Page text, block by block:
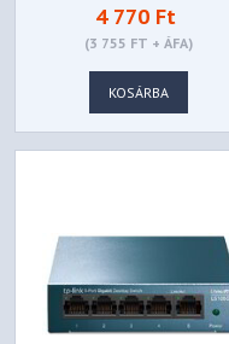
4 770 Ft
(3 755 FT + ÁFA)
KOSÁRBA